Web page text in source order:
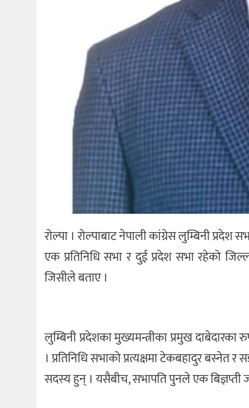
रोल्पा । रोल्पाबाट नेपाली कांग्रेस लुम्बिनी
एक प्रतिनिधि सभा र दुई प्रदेश सभा रहेको
जिसीले बताए ।
लुम्बिनी प्रदेशका मुख्यमन्त्रीका प्रमुख
। प्रतिनिधि सभाको प्रत्यक्षमा टेकबहादुर
सदस्य हुन् । यसैबीच, सभापति पुनले एक बिज्ञप्ती